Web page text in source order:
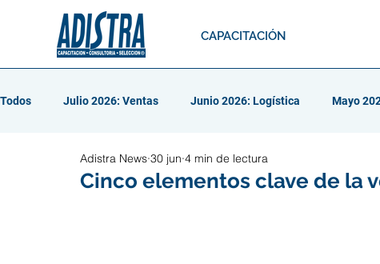
CAPACITACIÓN
Todos Julio 2026: Ventas Junio 2026: Logística Mayo
Abril 2026: Liderazgo Marzo 2026: Resolución de conflicto
Cinco elementos clave de la
Adistra News 30 jun 4 min de lectura